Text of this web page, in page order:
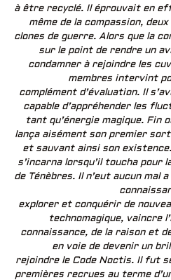
à être recyclé. Il éprouvait en
même de la compassion,
clones de guerre. Alors que la
sur le point de rendre un
condamner à rejoindre les
membres intervint
complément d’évaluation. Il
capable d’appréhender les
tant qu’énergie magique. Fin
lança aisément son premier
et sauvant ainsi son
s’incarna lorsqu’il toucha pour
de Ténèbres. Il n’eut aucun
explorer et conquérir de
technomagique, vaincre
connaissance, de la raison et
en voie de devenir un
rejoindre le Code Noctis. Il fut
premières recrues au terme